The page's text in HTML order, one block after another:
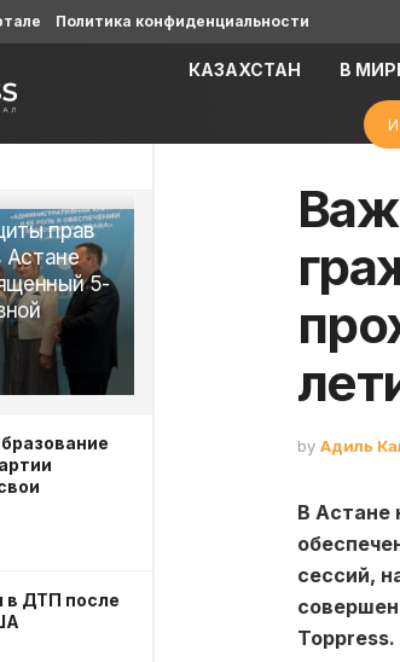
прав
Астане
5-
в ДТП после
Политика конфиденциальности
КАЗАХСТАН В
by Адиль
В Астане
сессий,
Toppress.